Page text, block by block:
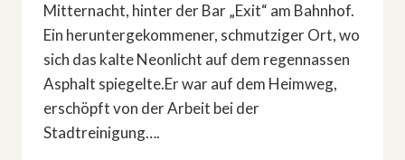
Mitternacht, hinter der Bar „Exit“ am Bahnhof.
Ein heruntergekommener, schmutziger Ort, wo
sich das kalte Neonlicht auf dem regennassen
Asphalt spiegelte.Er war auf dem Heimweg,
erschöpft von der Arbeit bei der
Stadtreinigung….